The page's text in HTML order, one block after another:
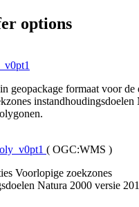
options
geopackage formaat voor de
instandhoudingsdoelen
( OGC:WMS )
Voorlopige zoekzones
Natura 2000 versie